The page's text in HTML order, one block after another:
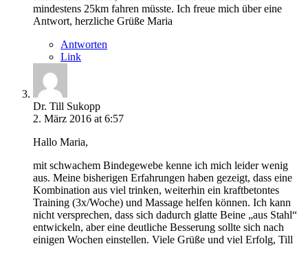
mindestens 25km fahren müsste. Ich freue mich über eine
Antwort, herzliche Grüße Maria
Antworten
Link
Dr. Till Sukopp
2. März 2016 at 6:57
Hallo Maria,
mit schwachem Bindegewebe kenne ich mich leider wenig
aus. Meine bisherigen Erfahrungen haben gezeigt, dass eine
Kombination aus viel trinken, weiterhin ein kraftbetontes
Training (3x/Woche) und Massage helfen können. Ich kann
nicht versprechen, dass sich dadurch glatte Beine „aus Stahl“
entwickeln, aber eine deutliche Besserung sollte sich nach
einigen Wochen einstellen. Viele Grüße und viel Erfolg, Till